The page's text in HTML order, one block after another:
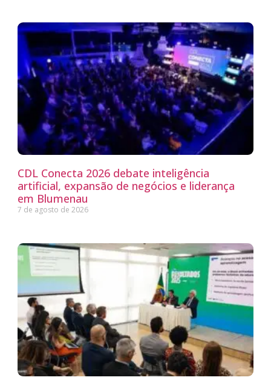
CDL Conecta 2026 debate inteligência
artificial, expansão de negócios e liderança
em Blumenau
7 de agosto de 2026